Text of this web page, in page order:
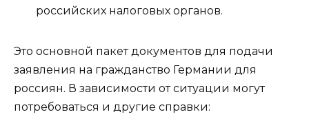
российских налоговых органов.
Это основной пакет документов для подачи
заявления на гражданство Германии для
россиян. В зависимости от ситуации могут
потребоваться и другие справки: